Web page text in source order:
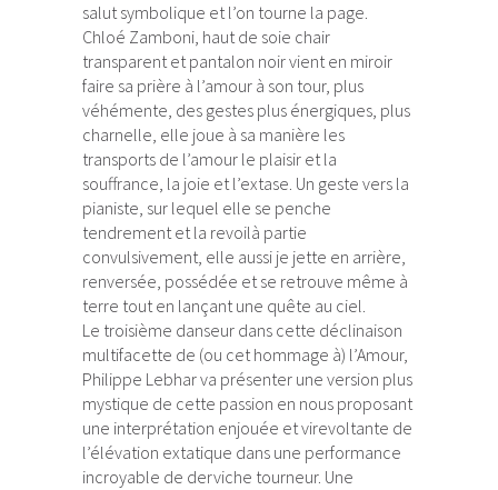
salut symbolique et l’on tourne la page.
Chloé Zamboni, haut de soie chair
transparent et pantalon noir vient en miroir
faire sa prière à l’amour à son tour, plus
véhémente, des gestes plus énergiques, plus
charnelle, elle joue à sa manière les
transports de l’amour le plaisir et la
souffrance, la joie et l’extase. Un geste vers la
pianiste, sur lequel elle se penche
tendrement et la revoilà partie
convulsivement, elle aussi je jette en arrière,
renversée, possédée et se retrouve même à
terre tout en lançant une quête au ciel.
Le troisième danseur dans cette déclinaison
multifacette de (ou cet hommage à) l’Amour,
Philippe Lebhar va présenter une version plus
mystique de cette passion en nous proposant
une interprétation enjouée et virevoltante de
l’élévation extatique dans une performance
incroyable de derviche tourneur. Une